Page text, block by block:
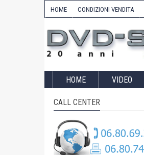
HOME CONDIZIONI VENDITA
HOME VIDEO
CALL CENTER